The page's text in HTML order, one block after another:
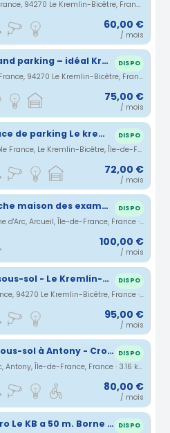
41 Rue Anatole France, 94270 Le Kremlin-Bicêtre, France · 3.05 km
60,00 €
/ mois
Location grand parking – idéal Kremlin-Bicêtre DISPO
43 Rue Anatole France, 94270 Le Kremlin-Bicêtre, France · 3.06 km
75,00 €
/ mois
Location place de parking Le kremlin Bicêtre DISPO
41 bis Rue Anatole France, Le Kremlin-Bicêtre, Île-de-France, France · 3.07 km
72,00 €
/ mois
Parking proche maison des examens DISPO
13 Avenue Jeanne d'Arc, Arcueil, Île-de-France, France · 3.07 km
100,00 €
/ mois
Parking 1er sous-sol - Le Kremlin-Bicêtre/Villejuif DISPO
Rue Anatole France, 94270 Le Kremlin-Bicêtre, France · 3.1 km
95,00 €
/ mois
Parking en sous-sol à Antony - Croix de Berny DISPO
8 Rue d'Olomouc, Antony, Île-de-France, France · 3.16 km
80,00 €
/ mois
Parking Metro Le KB a 50 m. Borne éléctrique additionnelle DISPO